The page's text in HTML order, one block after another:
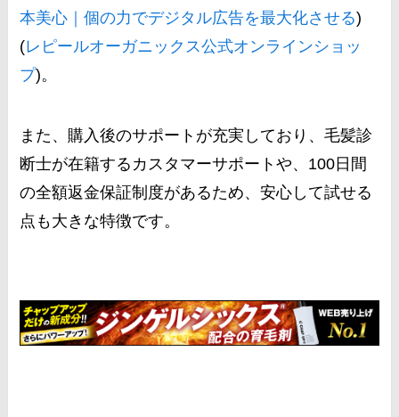
本美心｜個の力でデジタル広告を最大化させる)​​
(レピールオーガニックス公式オンラインショッ
プ)​。
また、購入後のサポートが充実しており、毛髪診
断士が在籍するカスタマーサポートや、100日間
の全額返金保証制度があるため、安心して試せる
点も大きな特徴です。